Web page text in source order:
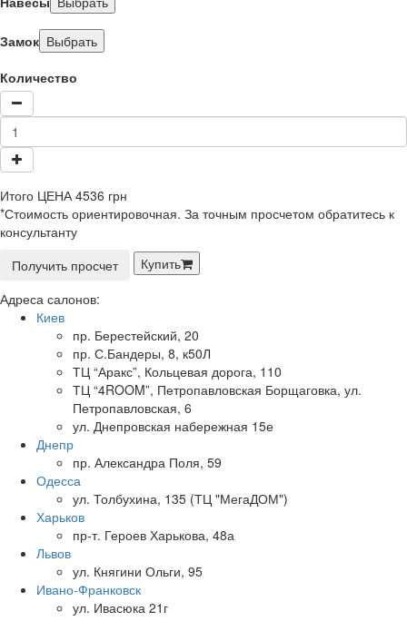
Замок Выбрать
Количество
Итого ЦЕНА 4536 грн
*Стоимость ориентировочная. За точным просчетом обратитесь к
консультанту
Получить просчет
Купить
Адреса салонов:
Киев
пр. Берестейский, 20
пр. С.Бандеры, 8, к50Л
ТЦ “Аракс”, Кольцевая дорога, 110
ТЦ “4ROOM”, Петропавловская Борщаговка, ул.
Петропавловская, 6
ул. Днепровская набережная 15е
Днепр
пр. Александра Поля, 59
Одесса
ул. Толбухина, 135 (ТЦ "МегаДОМ")
Харьков
пр-т. Героев Харькова, 48а
Львов
ул. Княгини Ольги, 95
Ивано-Франковск
ул. Ивасюка 21г